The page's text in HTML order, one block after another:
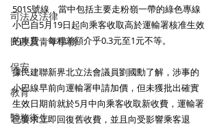
司法及法律
民政及青年事務
保安
教育
醫務衛生
501S號線，當中包括主要走粉嶺一帶的綠色專線
小巴自5月19日起向乘客收取高於運輸署核准生效
的車費，每程差額介乎0.3元至1元不等。
據民建聯新界北立法會議員劉國勳了解，涉事的
小巴線早前向運輸署申請加價，但未獲批出確實
生效日期前就於5月中向乘客收取新收費，運輸署
已要求立即回復舊收費，並且向受影響乘客退